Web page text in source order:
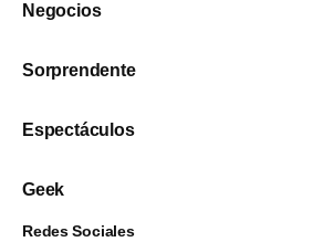
Negocios
Sorprendente
Espectáculos
Geek
Redes Sociales